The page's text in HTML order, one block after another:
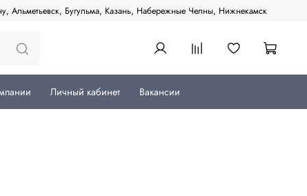
Альметьевск, Бугульма, Казань, Набережные Челны, Нижнекамск
Личный кабинет
Вакансии